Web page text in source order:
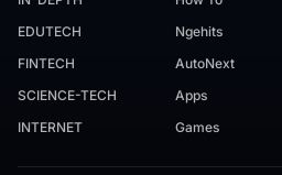
EDUTECH
FINTECH
SCIENCE-TECH
INTERNET
Ngehits
AutoNext
Apps
Games